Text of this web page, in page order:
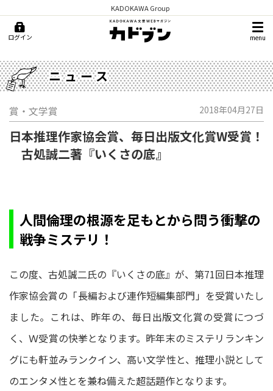
KADOKAWA Group
ログイン menu
ニュース
賞・文学賞 2018年04月27日
日本推理作家協会賞、毎日出版文化賞W受賞！
古処誠二著『いくさの底』
人間倫理の根源を足もとから問う衝撃の
戦争ミステリ！
この度、古処誠二氏の『いくさの底』が、第71回日本推理
作家協会賞の「長編および連作短編集部門」を受賞いたし
ました。これは、昨年の、毎日出版文化賞の受賞につづ
く、Ｗ受賞の快挙となります。昨年末のミステリランキン
グにも軒並みランクイン、高い文学性と、推理小説として
のエンタメ性とを兼ね備えた超話題作となります。